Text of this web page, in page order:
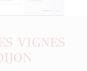
VIGNES